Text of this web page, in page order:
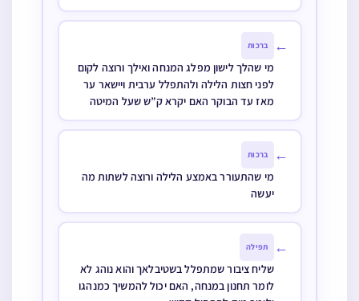
בפני עצמה
← ברכות
מי שהלך לישון מפלג המנחה ואילך ורוצה לקום
לפני חצות הלילה ולהתפלל ערבית ויישאר ער
מאז עד הבוקר האם יקרא ק”ש שעל המיטה
← ברכות
מי שהתעורר באמצע הלילה ורוצה לשתות מה
יעשה
← תפילה
שליח ציבור שמתפלל בשטיבלאך והוא נוהג לא
לומר תחנון במנחה, האם יכול להמשיך כמנהגו